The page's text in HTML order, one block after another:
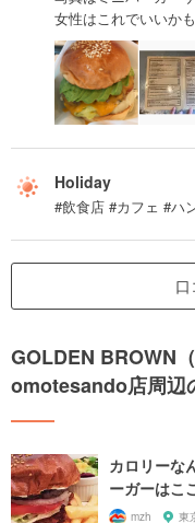
女性はこれでいいか
Holiday
#飲食店 #カフェ #ハ
GOLDEN BROWN
omotesando店周辺
カロリーな
ーガーはこ
mzh 東